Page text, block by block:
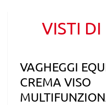
VISTI DI
VAGHEGGI
CREMA VISO